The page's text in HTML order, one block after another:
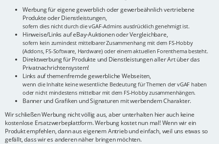
Werbung für eigene gewerblich oder gewerbeähnlich vertriebene
Produkte oder Dienstleistungen,
sofern dies nicht durch die vGAF-Admins ausdrücklich genehmigt ist.
Hinweise/Links auf eBay-Auktionen oder Vergleichbare,
sofern kein zumindest mittelbarer Zusammenhang mit dem FS-Hobby
(Addons, FS-Software, Hardware) oder einem aktuellen Forenthema besteht.
Direktwerbung für Produkte und Dienstleistungen aller Art über das
Privatnachrichtensystem!
Links auf themenfremde gewerbliche Webseiten,
wenn die Inhalte keine wesentliche Bedeutung für Themen der vGAF haben
oder nicht mindestens mittelbar mit dem FS-Hobby zusammenhängen.
Banner und Grafiken und Signaturen mit werbendem Charakter.
Wir schließen Werbung nicht völlig aus, aber unterhalten hier auch keine
kostenlose Ersatzwerbeplattform. Werbung kostet nun mal! Wenn wir ein
Produkt empfehlen, dann aus eigenem Antrieb und einfach, weil uns etwas so
gefällt, dass wir es anderen näher bringen möchten.